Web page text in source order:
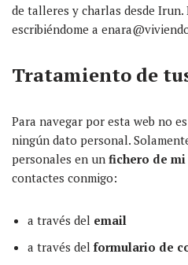
de talleres y charlas desde
escribiéndome a
Tratamiento de
Para navegar por esta web no
ningún dato personal.
personales en un fichero de
contactes conmigo:
a través del email
a través del formulario de